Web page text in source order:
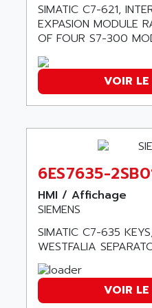
8200-SERIES
SERIE 9000
SERVOPACK
UNIDRIVE
DIGIDRIVE SE
VERITRON
PANELVIEW
AXUMERIK
PROVIT
GRADIPAK
SIMATIC MP
MINI MAESTRO
ALCATEL-LUCENT
ALDES
ALES
ALFA PROGETTI
ALFA ROBOT
ALFA ROMEO
ALFAA
ALFA-LAVAL
ALFASISTEL
ALFATRONIX
ALFONS HAAR
ALICAT SCIENTIFIC
ALIZEA
ALL TERMINALS
ALLEGRO
ALLEN
SIMATIC C7-621,
EXPASION MODULE
OF FOUR S7-300
VOIR
6ES7635-
HMI / Affichage
SIEMENS
SIMATIC C7-635
WESTFALIA
VOIR